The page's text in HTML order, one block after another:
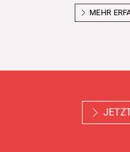
MEHR